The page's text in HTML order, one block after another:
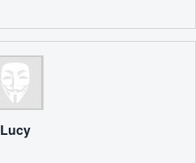
Lucy